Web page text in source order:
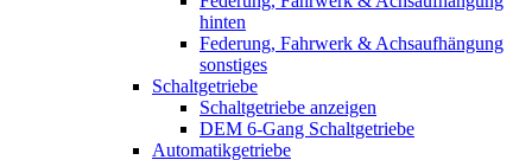
hinten
Federung, Fahrwerk & Achsaufhängung
sonstiges
Schaltgetriebe
Schaltgetriebe anzeigen
DEM 6-Gang Schaltgetriebe
Automatikgetriebe